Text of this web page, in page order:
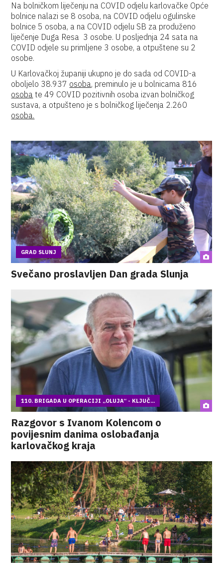
Na bolničkom liječenju na COVID odjelu karlovačke Opće
bolnice nalazi se 8 osoba, na COVID odjelu ogulinske
bolnice 5 osoba, a na COVID odjelu SB za produženo
liječenje Duga Resa 3 osobe. U posljednja 24 sata na
COVID odjele su primljene 3 osobe, a otpuštene su 2
osobe.
U Karlovačkoj županiji ukupno je do sada od COVID-a
oboljelo 38.937 osoba, preminulo je u bolnicama 816
osoba te 49 COVID pozitivnih osoba izvan bolničkog
sustava, a otpušteno je s bolničkog liječenja 2.260
osoba.
GRAD SLUNJ
Svečano proslavljen Dan grada Slunja
110. BRIGADA U OPERACIJI „OLUJA“ - KLJUČ...
Razgovor s Ivanom Kolencom o
povijesnim danima oslobađanja
karlovačkog kraja